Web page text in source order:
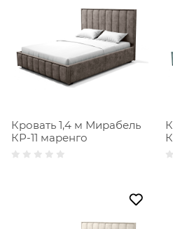
Кровать 1,4 м Мирабель
КР-11 маренго